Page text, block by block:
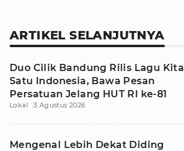
ARTIKEL SELANJUTNYA
Duo Cilik Bandung Rilis Lagu Kita
Satu Indonesia, Bawa Pesan
Persatuan Jelang HUT RI ke-81
Lokal 3 Agustus 2026
Mengenal Lebih Dekat Diding